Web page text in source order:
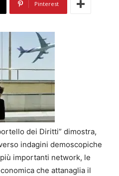
Pinterest
dei Diritti” dimostra,
indagini demoscopiche
importanti network, le
che attanaglia il